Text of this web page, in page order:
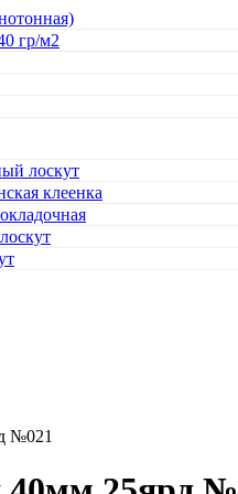
гр/м2
лоскут
клеенка
№021